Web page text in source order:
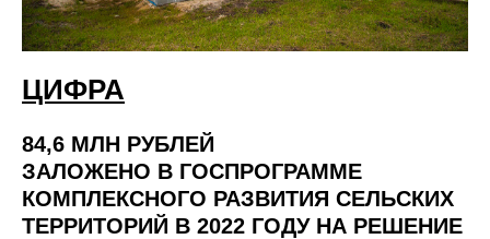
ЦИФРА
84,6 МЛН РУБЛЕЙ
ЗАЛОЖЕНО В ГОСПРОГРАММЕ
КОМПЛЕКСНОГО РАЗВИТИЯ СЕЛЬСКИХ
ТЕРРИТОРИЙ В 2022 ГОДУ НА РЕШЕНИЕ